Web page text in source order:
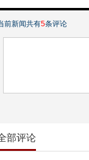
前新闻共有5条评论
部评论